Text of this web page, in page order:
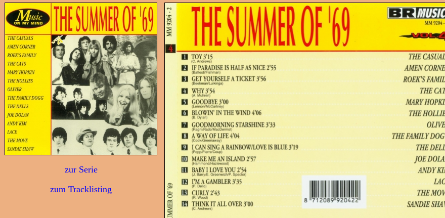
zur Serie
zum Tracklisting